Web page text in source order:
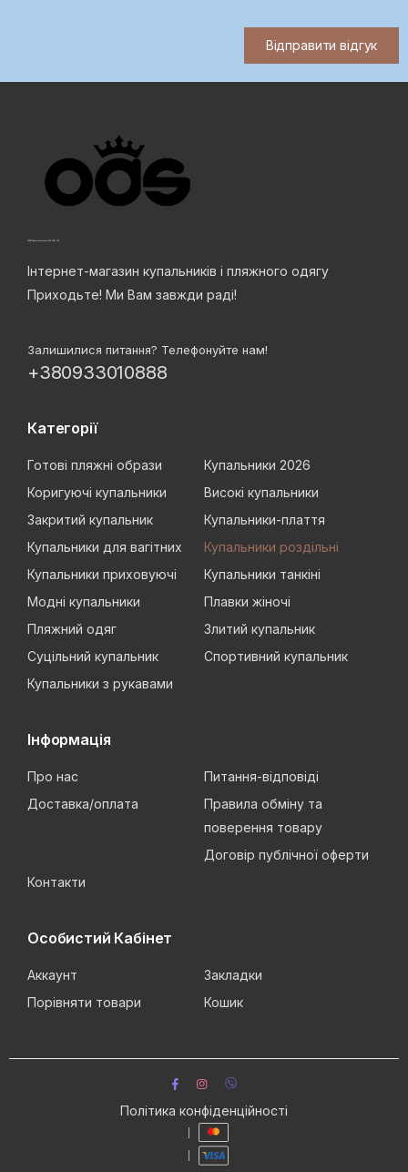
Відправити відгук
Інтернет-магазин купальників і пляжного одягу
Приходьте! Ми Вам завжди раді!
Залишилися питання? Телефонуйте нам!
+380933010888
Категорії
Готові пляжні образи
Купальники 2026
Коригуючі купальники
Високі купальники
Закритий купальник
Купальники-плаття
Купальники для вагітних
Купальники роздільні
Купальники приховуючі
Купальники танкіні
Модні купальники
Плавки жіночі
Пляжний одяг
Злитий купальник
Суцільний купальник
Спортивний купальник
Купальники з рукавами
Інформація
Про нас
Питання-відповіді
Доставка/оплата
Правила обміну та
поверення товару
Договір публічної оферти
Контакти
Особистий Кабінет
Аккаунт
Закладки
Порівняти товари
Кошик
Політика конфіденційності